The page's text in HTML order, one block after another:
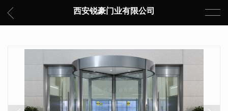
西安锐豪门业有限公司